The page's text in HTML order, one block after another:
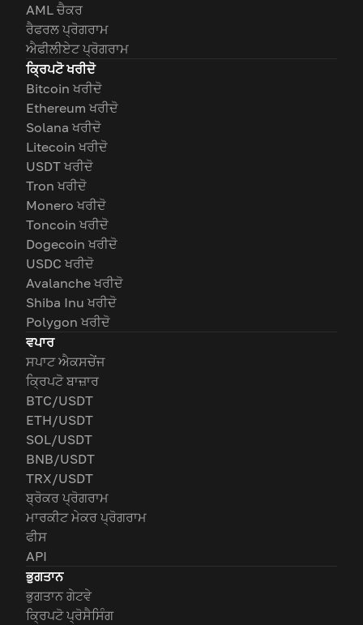
AML ਚੈਕਰ
ਰੈਫਰਲ ਪ੍ਰੋਗਰਾਮ
ਐਫੀਲੀਏਟ ਪ੍ਰੋਗਰਾਮ
ਕ੍ਰਿਪਟੋ ਖਰੀਦੋ
Bitcoin ਖਰੀਦੋ
Ethereum ਖਰੀਦੋ
Solana ਖਰੀਦੋ
Litecoin ਖਰੀਦੋ
USDT ਖਰੀਦੋ
Tron ਖਰੀਦੋ
Monero ਖਰੀਦੋ
Toncoin ਖਰੀਦੋ
Dogecoin ਖਰੀਦੋ
USDC ਖਰੀਦੋ
Avalanche ਖਰੀਦੋ
Shiba Inu ਖਰੀਦੋ
Polygon ਖਰੀਦੋ
ਵਪਾਰ
ਸਪਾਟ ਐਕਸਚੇਂਜ
ਕ੍ਰਿਪਟੋ ਬਾਜ਼ਾਰ
BTC/USDT
ETH/USDT
SOL/USDT
BNB/USDT
TRX/USDT
ਬ੍ਰੋਕਰ ਪ੍ਰੋਗਰਾਮ
ਮਾਰਕੀਟ ਮੇਕਰ ਪ੍ਰੋਗਰਾਮ
ਫੀਸ
API
ਭੁਗਤਾਨ
ਭੁਗਤਾਨ ਗੇਟਵੇ
ਕ੍ਰਿਪਟੋ ਪ੍ਰੋਸੈਸਿੰਗ